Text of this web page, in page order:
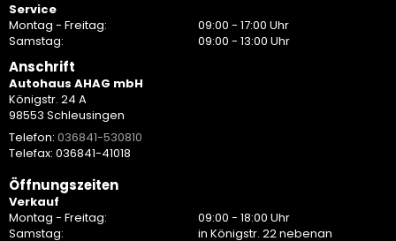
Service
Montag - Freitag:
09:00 - 17:00 Uhr
Samstag:
09:00 - 13:00 Uhr
Anschrift
Autohaus AHAG mbH
Königstr. 24 A
98553 Schleusingen
Telefon: 036841-530810
Telefax: 036841-41018
Öffnungszeiten
Verkauf
Montag - Freitag:
09:00 - 18:00 Uhr
Samstag:
in Königstr. 22 nebenan